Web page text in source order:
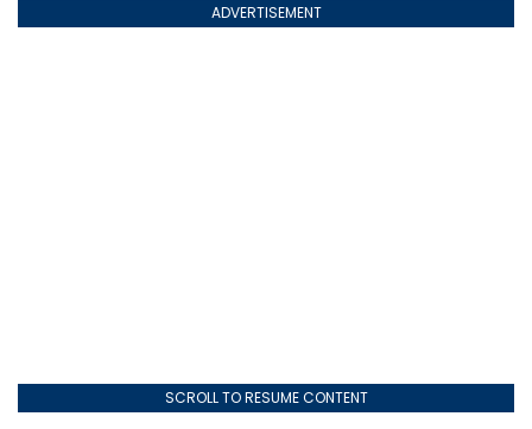
ADVERTISEMENT
SCROLL TO RESUME CONTENT